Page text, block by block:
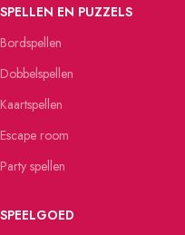
SPELLEN EN PUZZELS
Bordspellen
Dobbelspellen
Kaartspellen
Escape room
Party spellen
SPEELGOED